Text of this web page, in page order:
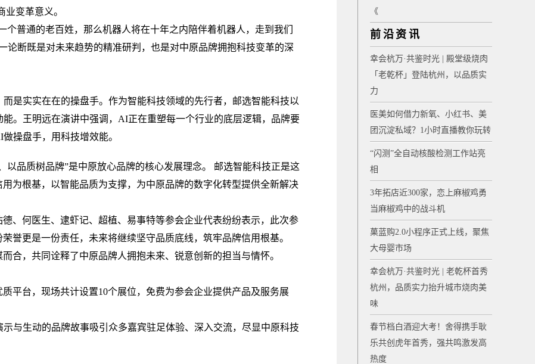
变革意义。
普通的老百姓，那么机器人将在十年之内陪伴着机器人，走到我们
论断既是对未来趋势的精准研判，也是对中原品牌拥抱科技变革的深
实实在在的操盘手。作为智能科技领域的先行者，邮选智能科技以
。王明远在演讲中强调，AI正在重塑每一个行业的底层逻辑，品牌要
操盘手，用科技增效能。
品质树品牌”是中原放心品牌的核心发展理念。 邮选智能科技正是这
为根基，以智能品质为支撑，为中原品牌的数字化转型提供全新解决
何医生、逮虾记、超植、易事特等参会企业代表纷纷表示，此次参
誉更是一份责任，未来将继续坚守品质底线，筑牢品牌信用根基。
，共同诠释了中原品牌人拥抱未来、锐意创新的担当与情怀。
台，现场共计设置10个展位，免费为参会企业提供产品及服务展
生动的品牌故事吸引众多嘉宾驻足体验、深入交流，尽显中原科技
《
前沿资讯
幸会杭万·共鉴时光 | 殿堂级烧肉
「老乾杯」登陆杭州，以品质实
力
医美如何借力新氧、小红书、美
团沉淀私域？1小时直播教你玩转
“闪测”全自动核酸检测工作站亮
相
3年拓店近300家，恋上麻椒鸡勇
当麻椒鸡中的战斗机
菓蓝购2.0小程序正式上线，聚焦
大母婴市场
幸会杭万·共鉴时光 | 老乾杯首秀
杭州，品质实力抬升城市烧肉美
味
春节档白酒迎大考！舍得携手耿
乐共创虎年首秀，强共鸣激发高
热度